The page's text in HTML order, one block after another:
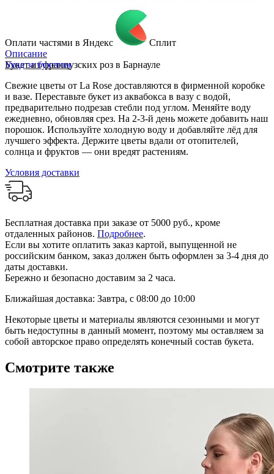
Оплати частями в Яндекс
Сплит
Описание
Букет из французских роз в Барнауле
Уход за букетом
Свежие цветы от La Rose доставляются в фирменной коробке
и вазе. Переставьте букет из аквабокса в вазу с водой,
предварительно подрезав стебли под углом. Меняйте воду
ежедневно, обновляя срез. На 2-3-й день можете добавить наш
порошок. Используйте холодную воду и добавляйте лёд для
лучшего эффекта. Держите цветы вдали от отопителей,
солнца и фруктов — они вредят растениям.
Условия доставки
Бесплатная доставка при заказе от 5000 руб., кроме
отдаленных районов. Подробнее.
Если вы хотите оплатить заказ картой, выпущенной не
российским банком, заказ должен быть оформлен за 3-4 дня до
даты доставки.
Бережно и безопасно доставим за 2 часа.
Ближайшая доставка: Завтра, с 08:00 до 10:00
Некоторые цветы и материалы являются сезонными и могут
быть недоступны в данный момент, поэтому мы оставляем за
собой авторское право определять конечный состав букета.
Смотрите также